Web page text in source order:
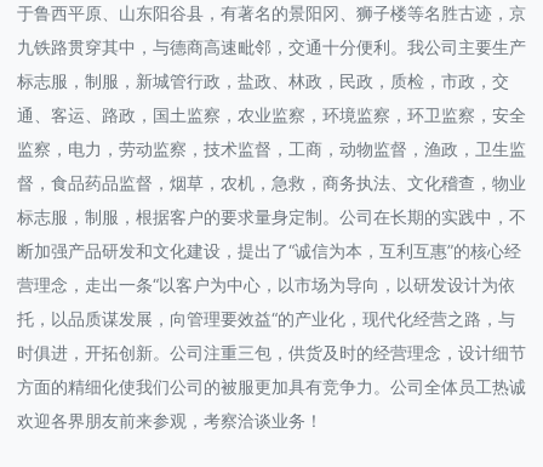
于鲁西平原、山东阳谷县，有著名的景阳冈、狮子楼等名胜古迹，京
九铁路贯穿其中，与德商高速毗邻，交通十分便利。我公司主要生产
标志服，制服，新城管行政，盐政、林政，民政，质检，市政，交
通、客运、路政，国土监察，农业监察，环境监察，环卫监察，安全
监察，电力，劳动监察，技术监督，工商，动物监督，渔政，卫生监
督，食品药品监督，烟草，农机，急救，商务执法、文化稽查，物业
标志服，制服，根据客户的要求量身定制。公司在长期的实践中，不
断加强产品研发和文化建设，提出了“诚信为本，互利互惠”的核心经
营理念，走出一条“以客户为中心，以市场为导向，以研发设计为依
托，以品质谋发展，向管理要效益“的产业化，现代化经营之路，与
时俱进，开拓创新。公司注重三包，供货及时的经营理念，设计细节
方面的精细化使我们公司的被服更加具有竞争力。公司全体员工热诚
欢迎各界朋友前来参观，考察洽谈业务！